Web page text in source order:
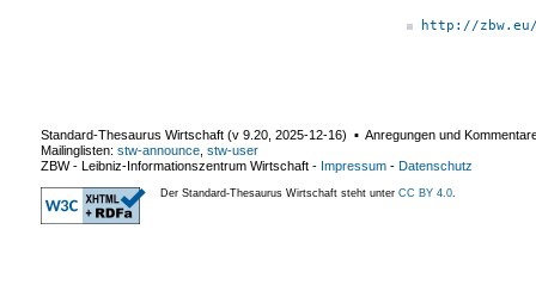
http://
Standard-Thesaurus Wirtschaft (v 9.20 2025-12-16) ▪ Anregungen und
Mailinglisten: stw-announce stw-user
ZBW - Leibniz-Informationszentrum Wirtschaft - Impressum - Datenschutz
Der Standard-Thesaurus Wirtschaft steht unter CC BY 4.0